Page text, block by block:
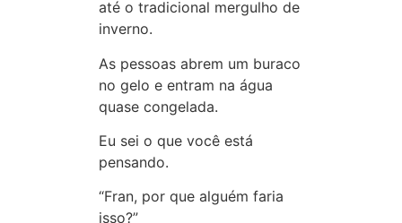
até o tradicional mergulho de
inverno.
As pessoas abrem um buraco
no gelo e entram na água
quase congelada.
Eu sei o que você está
pensando.
“Fran, por que alguém faria
isso?”